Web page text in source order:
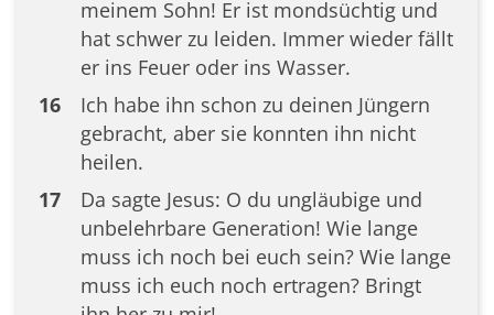
meinem Sohn! Er ist mondsüchtig und
hat schwer zu leiden. Immer wieder fällt
er ins Feuer oder ins Wasser.
16
Ich habe ihn schon zu deinen Jüngern
gebracht, aber sie konnten ihn nicht
heilen.
17
Da sagte Jesus: O du ungläubige und
unbelehrbare Generation! Wie lange
muss ich noch bei euch sein? Wie lange
muss ich euch noch ertragen? Bringt